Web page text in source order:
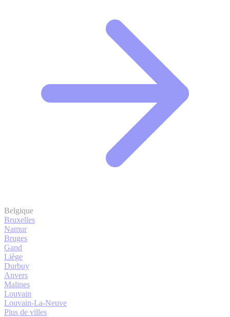
Belgique
Bruxelles
Namur
Bruges
Gand
Liège
Durbuy
Anvers
Malines
Louvain
Louvain-La-Neuve
Plus de villes